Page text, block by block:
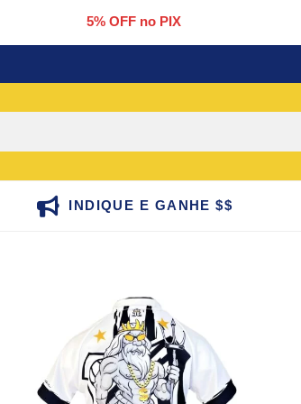
5% OFF no PIX
INDIQUE E GANHE $$